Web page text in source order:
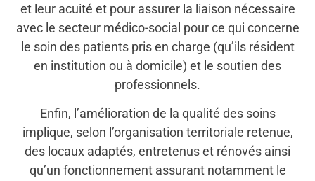
et leur acuité et pour assurer la liaison nécessaire
avec le secteur médico-social pour ce qui concerne
le soin des patients pris en charge (qu’ils résident
en institution ou à domicile) et le soutien des
professionnels.
Enfin, l’amélioration de la qualité des soins
implique, selon l’organisation territoriale retenue,
des locaux adaptés, entretenus et rénovés ainsi
qu’un fonctionnement assurant notamment le